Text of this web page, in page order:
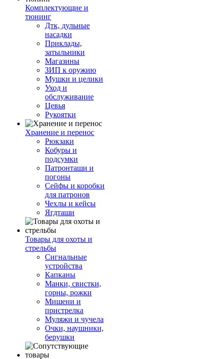
Комплектующие и
тюнинг
Дтк, дульные
насадки
Приклады,
затыльники
Магазины
ЗИП к оружию
Мушки и целики
Уход и
обслуживание
Цевья
Рукоятки
Хранение и перенос
Рюкзаки
Кобуры и
подсумки
Патронташи и
погоны
Сейфы и коробки
для патронов
Чехлы и кейсы
Ягдташи
Товары для охоты и
стрельбы
Сигнальные
устройства
Капканы
Манки, свистки,
горны, рожки
Мишени и
пристрелка
Муляжи и чучела
Очки, наушники,
берушки